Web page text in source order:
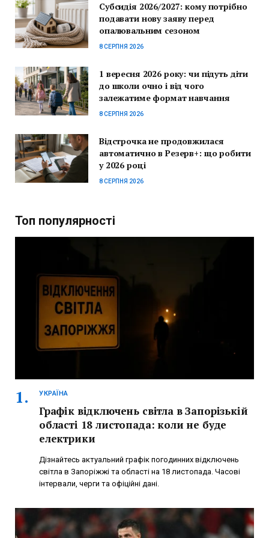
Субсидія 2026/2027: кому потрібно
подавати нову заяву перед
опалювальним сезоном
8 СЕРПНЯ 2026
1 вересня 2026 року: чи підуть діти
до школи очно і від чого
залежатиме формат навчання
8 СЕРПНЯ 2026
Відстрочка не продовжилася
автоматично в Резерв+: що робити
у 2026 році
8 СЕРПНЯ 2026
Топ популярності
УКРАЇНА
Графік відключень світла в Запорізькій
області 18 листопада: коли не буде
електрики
Дізнайтесь актуальний графік погодинних відключень
світла в Запоріжжі та області на 18 листопада. Часові
інтервали, черги та офіційні дані.